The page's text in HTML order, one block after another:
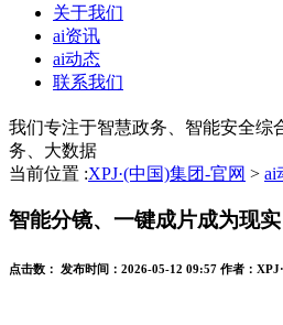
关于我们
ai资讯
ai动态
联系我们
我们专注于智慧政务、智能安全综
务、大数据
当前位置 :XPJ·(中国)集团-官网 > ai
智能分镜、一键成片成为现实
点击数： 发布时间： 2026-05-12 09:57 作者：